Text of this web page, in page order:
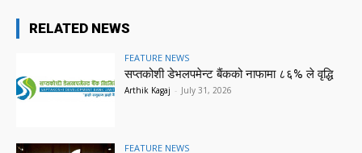
RELATED NEWS
FEATURE NEWS
सप्तकोशी डेभलपमेन्ट बैंकको नाफामा ८६% ले वृद्धि
Arthik Kagaj - July 31, 2026
FEATURE NEWS